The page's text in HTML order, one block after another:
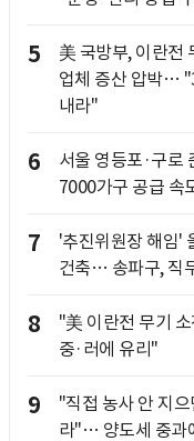
5
美 국방부, 이란전
업체 증산 압박…
내라"
6
서울 영등포·구로
7000가구 공급 속
7
'추진위원장 해임'
건축… 송파구, 직
8
"美 이란전 무기
중·러에 유리"
9
"직접 농사 안 지
라"… 양도세 중과